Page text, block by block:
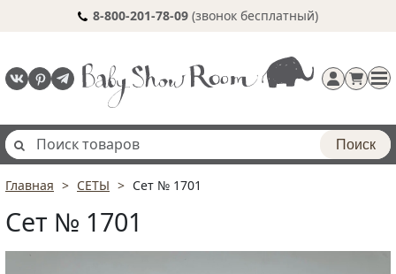
8-800-201-78-09 (звонок бесплатный)
Поиск
Главная СЕТЫ Сет № 1701
Сет № 1701